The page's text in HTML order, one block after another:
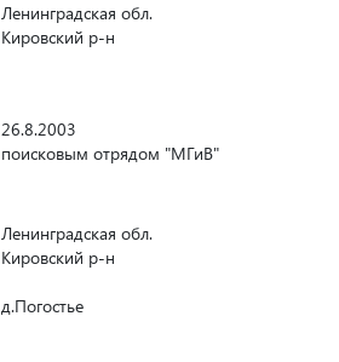
Ленинградская обл.
Кировский р-н
26.8.2003
поисковым отрядом "МГиВ"
Ленинградская обл.
Кировский р-н
д.Погостье